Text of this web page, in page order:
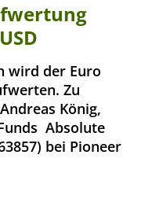
wird der Euro
Zu
König,
 Absolute
bei Pioneer